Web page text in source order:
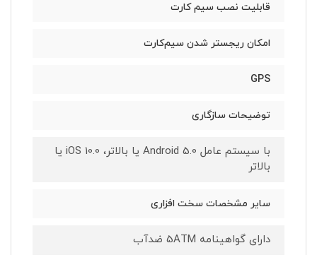
قابلیت نصب سیم کارت
امکان ریجستر شدن سیم‌کارت
GPS
توضیحات سازگاری
با سیستم عامل Android 5.0 یا بالاتر، iOS 10.0 یا
بالاتر
سایر مشخصات سخت افزاری
دارای گواهینامه 5ATM ضدآب